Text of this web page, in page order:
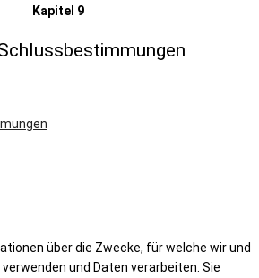
Kapitel 9
über die Zwecke, für welche wir und
und Daten verarbeiten. Sie